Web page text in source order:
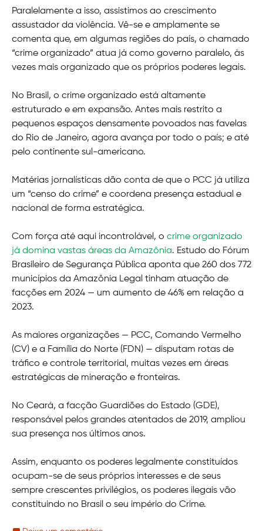
Paralelamente a isso, assistimos ao crescimento
assustador da violência. Vê-se e amplamente se
comenta que, em algumas regiões do país, o chamado
“crime organizado” atua já como governo paralelo, às
vezes mais organizado que os próprios poderes legais.
No Brasil, o crime organizado está altamente
estruturado e em expansão. Antes mais restrito a
pequenos espaços densamente povoados nas favelas
do Rio de Janeiro, agora avança por todo o país; e até
pelo continente sul-americano.
Matérias jornalísticas dão conta de que o PCC já utiliza
um “censo do crime” e coordena presença estadual e
nacional de forma estratégica.
Com força até aqui incontrolável, o crime organizado
já domina vastas áreas da Amazônia. Estudo do Fórum
Brasileiro de Segurança Pública aponta que 260 dos 772
municípios da Amazônia Legal tinham atuação de
facções em 2024 — um aumento de 46% em relação a
2023.
As maiores organizações — PCC, Comando Vermelho
(CV) e a Família do Norte (FDN) — disputam rotas de
tráfico e controle territorial, muitas vezes em áreas
estratégicas de mineração e fronteiras.
No Ceará, a facção Guardiões do Estado (GDE),
responsável pelos grandes atentados de 2019, ampliou
sua presença nos últimos anos.
Assim, enquanto os poderes legalmente constituídos
ocupam-se de seus próprios interesses e de seus
sempre crescentes privilégios, os poderes ilegais vão
constituindo no Brasil o seu império do Crime.